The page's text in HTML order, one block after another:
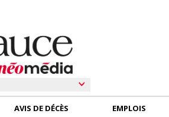
AVIS DE DÉCÈS EMPLOIS